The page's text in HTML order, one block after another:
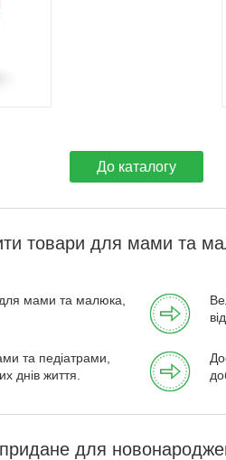
та зручнішими у
Простий та безболісний
застосування.
До каталогу
товари для мами та
мами та малюка,
та педіатрами,
днів життя.
для